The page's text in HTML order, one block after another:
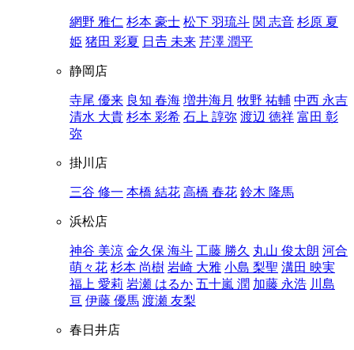
網野 雅仁 杉本 豪士 松下 羽琉斗 関 志音 杉原 夏
姫 猪田 彩夏 日𠮷 未来 芹澤 潤平
静岡店
寺尾 優来 良知 春海 増井海月 牧野 祐輔 中西 永吉
清水 大貴 杉本 彩希 石上 諄弥 渡辺 徳祥 富田 彰
弥
掛川店
三谷 修一 本橋 結花 高橋 春花 鈴木 隆馬
浜松店
神谷 美涼 金久保 海斗 工藤 勝久 丸山 俊太朗 河合
萌々花 杉本 尚樹 岩崎 大雅 小島 梨聖 溝田 映実
福上 愛莉 岩瀬 はるか 五十嵐 潤 加藤 永浩 川島
亘 伊藤 優馬 渡瀬 友梨
春日井店